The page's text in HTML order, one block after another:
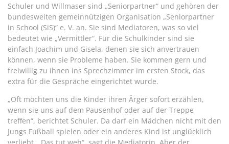
Schuler und Willmaser sind „Seniorpartner“ und gehören der
bundesweiten gemeinnützigen Organisation „Seniorpartner
in School (SiS)“ e. V. an. Sie sind Mediatoren, was so viel
bedeutet wie „Vermittler“. Für die Schulkinder sind sie
einfach Joachim und Gisela, denen sie sich anvertrauen
können, wenn sie Probleme haben. Sie kommen gern und
freiwillig zu ihnen ins Sprechzimmer im ersten Stock, das
extra für die Gespräche eingerichtet wurde.
„Oft möchten uns die Kinder ihren Ärger sofort erzählen,
wenn sie uns auf dem Pausenhof oder auf der Treppe
treffen“, berichtet Schuler. Da darf ein Mädchen nicht mit den
Jungs Fußball spielen oder ein anderes Kind ist unglücklich
verliebt. „Das tut weh“, sagt die Mediatorin. Aber der